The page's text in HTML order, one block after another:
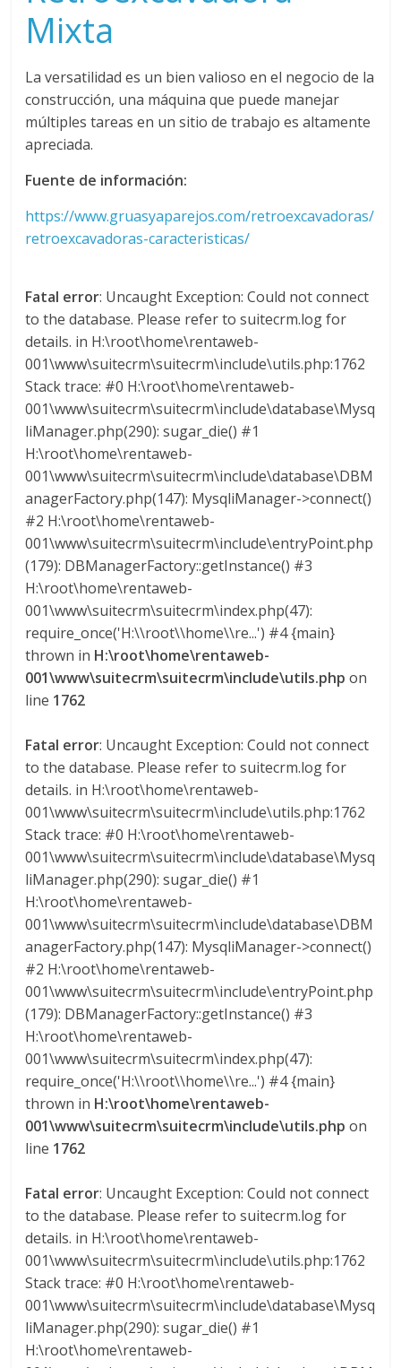
Mixta
La versatilidad es un bien valioso en el negocio de la
construcción, una máquina que puede manejar
múltiples tareas en un sitio de trabajo es altamente
apreciada.
Fuente de información:
https://www.gruasyaparejos.com/retroexcavadoras/
retroexcavadoras-caracteristicas/
Fatal error: Uncaught Exception: Could not connect
to the database. Please refer to suitecrm.log for
details. in H:\root\home\rentaweb-
001\www\suitecrm\suitecrm\include\utils.php:1762
Stack trace: #0 H:\root\home\rentaweb-
001\www\suitecrm\suitecrm\include\database\Mysq
liManager.php(290): sugar_die() #1
H:\root\home\rentaweb-
001\www\suitecrm\suitecrm\include\database\DBM
anagerFactory.php(147): MysqliManager->connect()
#2 H:\root\home\rentaweb-
001\www\suitecrm\suitecrm\include\entryPoint.php
(179): DBManagerFactory::getInstance() #3
H:\root\home\rentaweb-
001\www\suitecrm\suitecrm\index.php(47):
require_once('H:\\root\\home\\re...') #4 {main}
thrown in H:\root\home\rentaweb-
001\www\suitecrm\suitecrm\include\utils.php on
line 1762
Fatal error: Uncaught Exception: Could not connect
to the database. Please refer to suitecrm.log for
details. in H:\root\home\rentaweb-
001\www\suitecrm\suitecrm\include\utils.php:1762
Stack trace: #0 H:\root\home\rentaweb-
001\www\suitecrm\suitecrm\include\database\Mysq
liManager.php(290): sugar_die() #1
H:\root\home\rentaweb-
001\www\suitecrm\suitecrm\include\database\DBM
anagerFactory.php(147): MysqliManager->connect()
#2 H:\root\home\rentaweb-
001\www\suitecrm\suitecrm\include\entryPoint.php
(179): DBManagerFactory::getInstance() #3
H:\root\home\rentaweb-
001\www\suitecrm\suitecrm\index.php(47):
require_once('H:\\root\\home\\re...') #4 {main}
thrown in H:\root\home\rentaweb-
001\www\suitecrm\suitecrm\include\utils.php on
line 1762
Fatal error: Uncaught Exception: Could not connect
to the database. Please refer to suitecrm.log for
details. in H:\root\home\rentaweb-
001\www\suitecrm\suitecrm\include\utils.php:1762
Stack trace: #0 H:\root\home\rentaweb-
001\www\suitecrm\suitecrm\include\database\Mysq
liManager.php(290): sugar_die() #1
H:\root\home\rentaweb-